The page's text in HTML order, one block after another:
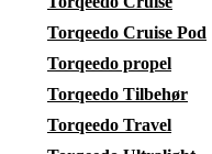
Torqeedo Cruise Pod
Torqeedo propel
Torqeedo Tilbehør
Torqeedo Travel